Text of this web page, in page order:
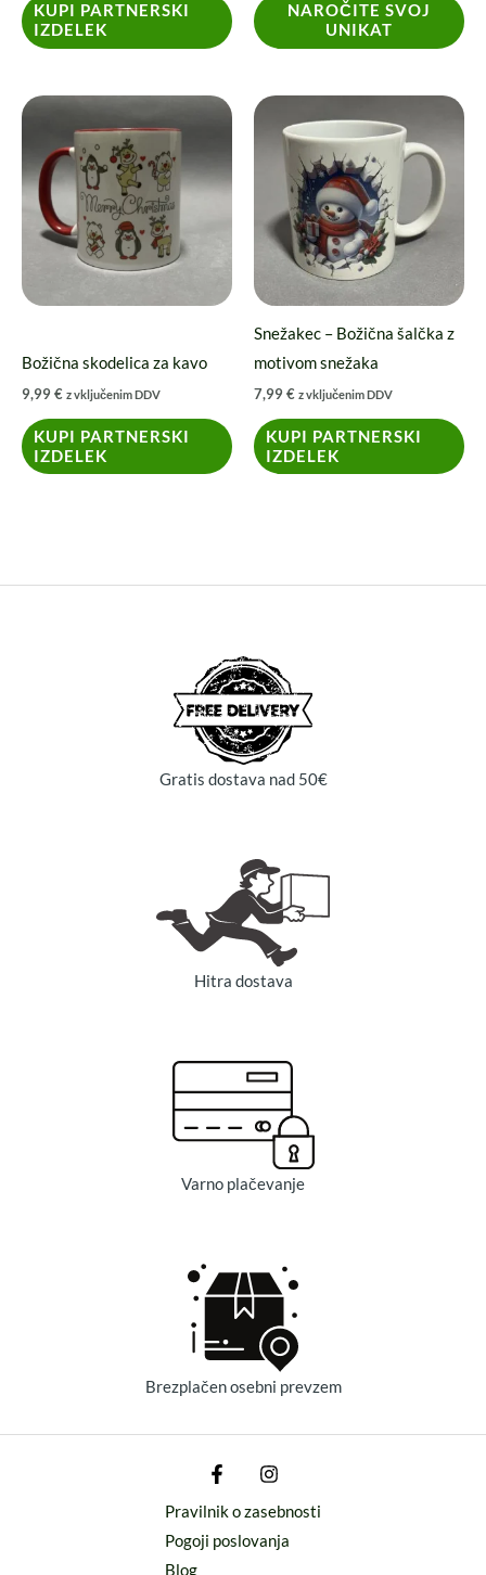
KUPI PARTNERSKI
IZDELEK
NAROČITE SVOJ
UNIKAT
Božična skodelica za kavo
9,99€ z vključenim DDV
KUPI PARTNERSKI
IZDELEK
Snežakec – Božična šalčka z
motivom snežaka
7,99€ z vključenim DDV
KUPI PARTNERSKI
IZDELEK
Gratis dostava nad 50€
Hitra dostava
Varno plačevanje
Brezplačen osebni prevzem
Pravilnik o zasebnosti
Pogoji poslovanja
Blog